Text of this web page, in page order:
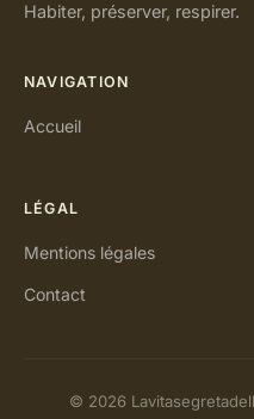
Habiter, préserver, respirer.
NAVIGATION
Accueil
LÉGAL
Mentions légales
Contact
© 2026